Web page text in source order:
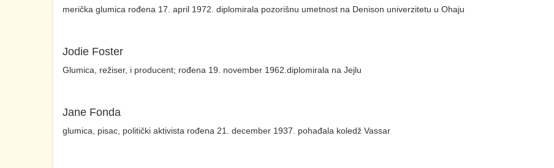
merička glumica rođena 17. april 1972. diplomirala pozorišnu umetnost na Denison univerzitetu u Ohaju
Jodie Foster
Glumica, režiser, i producent; rođena 19. november 1962.diplomirala na Jejlu
Jane Fonda
glumica, pisac, politički aktivista rođena 21. december 1937. pohađala koledž Vassar